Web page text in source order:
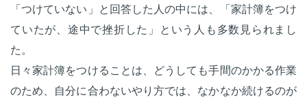
「つけていない」と回答した人の中には、「家計簿をつけ
ていたが、途中で挫折した」という人も多数見られまし
た。
日々家計簿をつけることは、どうしても手間のかかる作業
のため、自分に合わないやり方では、なかなか続けるのが